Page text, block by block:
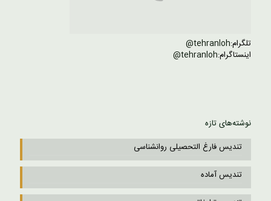
تلگرام:tehranloh@
اینستاگرام:tehranloh@
نوشته‌های تازه
تندیس فارغ التحصیلی روانشناسی
تندیس آماده